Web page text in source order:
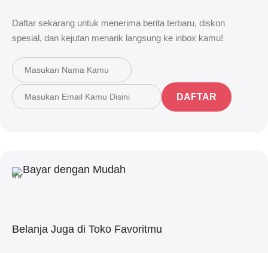
Daftar sekarang untuk menerima berita terbaru, diskon
spesial, dan kejutan menarik langsung ke inbox kamu!
DAFTAR
Bayar dengan Mudah
Belanja Juga di Toko Favoritmu